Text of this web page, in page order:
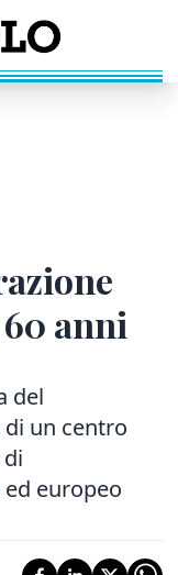
anni
del
un centro
europeo